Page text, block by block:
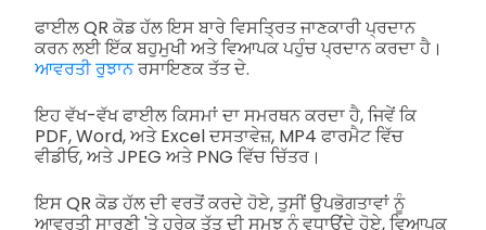
ਫਾਈਲ QR ਕੋਡ ਹੱਲ ਇਸ ਬਾਰੇ ਵਿਸਤ੍ਰਿਤ ਜਾਣਕਾਰੀ ਪ੍ਰਦਾਨ
ਕਰਨ ਲਈ ਇੱਕ ਬਹੁਮੁਖੀ ਅਤੇ ਵਿਆਪਕ ਪਹੁੰਚ ਪ੍ਰਦਾਨ ਕਰਦਾ ਹੈ।
ਆਵਰਤੀ ਰੁਝਾਨਰਸਾਇਣਕ ਤੱਤ ਦੇ.
ਇਹ ਵੱਖ-ਵੱਖ ਫਾਈਲ ਕਿਸਮਾਂ ਦਾ ਸਮਰਥਨ ਕਰਦਾ ਹੈ, ਜਿਵੇਂ ਕਿ
PDF, Word, ਅਤੇ Excel ਦਸਤਾਵੇਜ਼, MP4 ਫਾਰਮੈਟ ਵਿੱਚ
ਵੀਡੀਓ, ਅਤੇ JPEG ਅਤੇ PNG ਵਿੱਚ ਚਿੱਤਰ।
ਇਸ QR ਕੋਡ ਹੱਲ ਦੀ ਵਰਤੋਂ ਕਰਦੇ ਹੋਏ, ਤੁਸੀਂ ਉਪਭੋਗਤਾਵਾਂ ਨੂੰ
ਆਵਰਤੀ ਸਾਰਣੀ 'ਤੇ ਹਰੇਕ ਤੱਤ ਦੀ ਸਮਝ ਨੂੰ ਵਧਾਉਂਦੇ ਹੋਏ, ਵਿਆਪਕ